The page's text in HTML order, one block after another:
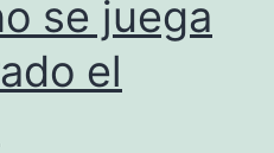
se juega
el